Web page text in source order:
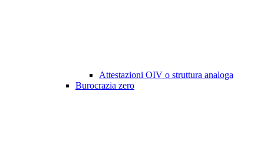
Attestazioni OIV o struttura analoga
Burocrazia zero